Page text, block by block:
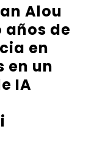
Alou
de
en
en un
IA